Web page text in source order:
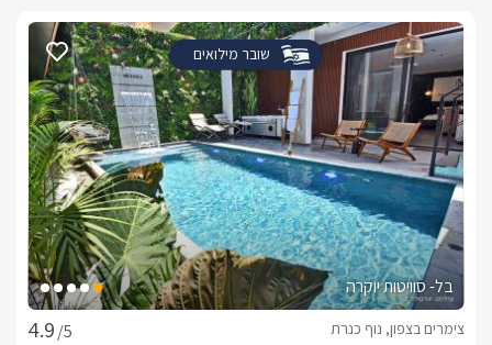
שובר מילואים
בל- סוויטות יוקרה
/5
צימרים בצפון, נוף כנרת